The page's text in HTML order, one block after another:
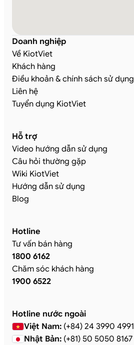
Doanh nghiệp
Về KiotViet
Khách hàng
Điều khoản & chính sách sử dụng
Liên hệ
Tuyển dụng KiotViet
Hỗ trợ
Video hướng dẫn sử dụng
Câu hỏi thường gặp
Wiki KiotViet
Hướng dẫn sử dụng
Blog
Hotline
Tư vấn bán hàng
1800 6162
Chăm sóc khách hàng
1900 6522
Hotline nước ngoài
Việt Nam: (+84) 24 3990 4991
Nhật Bản: (+81) 50 5050 8167